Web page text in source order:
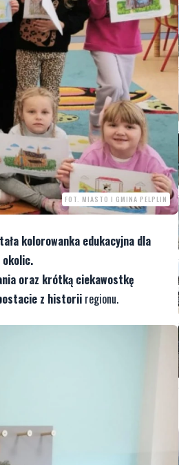
FOT. MIASTO I GMINA PELPLIN
kolorowanka edukacyjna dla
okolic.
oraz krótką ciekawostkę
z historii regionu.